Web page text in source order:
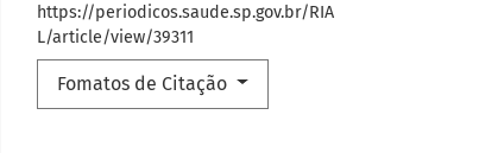
https://periodicos.saude.sp.gov.br/RIA
L/article/view/39311
Fomatos de Citação